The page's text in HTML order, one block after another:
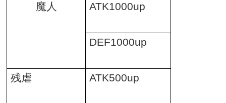
魔人 ATK1000up
DEF1000up
残虐 ATK500up